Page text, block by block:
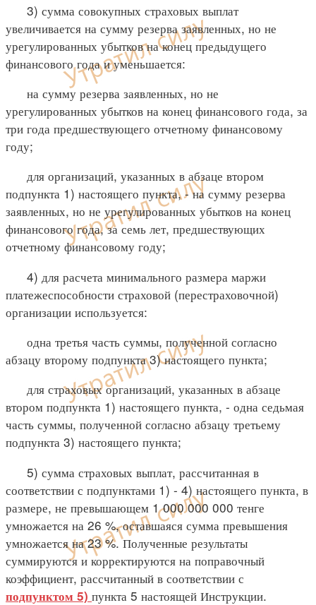
3) сумма совокупных страховых выплат
увеличивается на сумму резерва заявленных, но не
урегулированных убытков на конец предыдущего
финансового года и уменьшается:
на сумму резерва заявленных, но не
урегулированных убытков на конец финансового года, за
три года предшествующего отчетному финансовому
году;
для организаций, указанных в абзаце втором
подпункта 1) настоящего пункта, - на сумму резерва
заявленных, но не урегулированных убытков на конец
финансового года, за семь лет, предшествующих
отчетному финансовому году;
4) для расчета минимального размера маржи
платежеспособности страховой (перестраховочной)
организации используется:
одна третья часть суммы, полученной согласно
абзацу второму подпункта 3) настоящего пункта;
для страховых организаций, указанных в абзаце
втором подпункта 1) настоящего пункта, - одна седьмая
часть суммы, полученной согласно абзацу третьему
подпункта 3) настоящего пункта;
5) сумма страховых выплат, рассчитанная в
соответствии с подпунктами 1) - 4) настоящего пункта, в
размере, не превышающем 1 000 000 000 тенге
умножается на 26 %, оставшаяся сумма превышения
умножается на 23 %. Полученные результаты
суммируются и корректируются на поправочный
коэффициент, рассчитанный в соответствии с
подпунктом 5) пункта 5 настоящей Инструкции.